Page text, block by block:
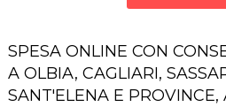
SPESA ONLINE CON
A OLBIA, CAGLIARI,
SANT'ELENA E